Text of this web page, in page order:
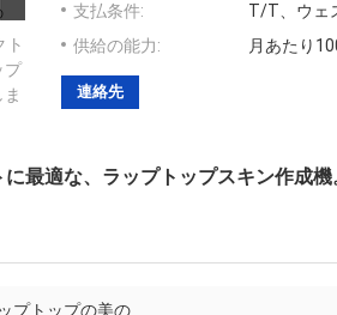
ト
プ
支払条件:
T/T、ウェ
供給の能力:
月あたり
連絡先
最適な、ラップトップスキン作成
プトップの美の